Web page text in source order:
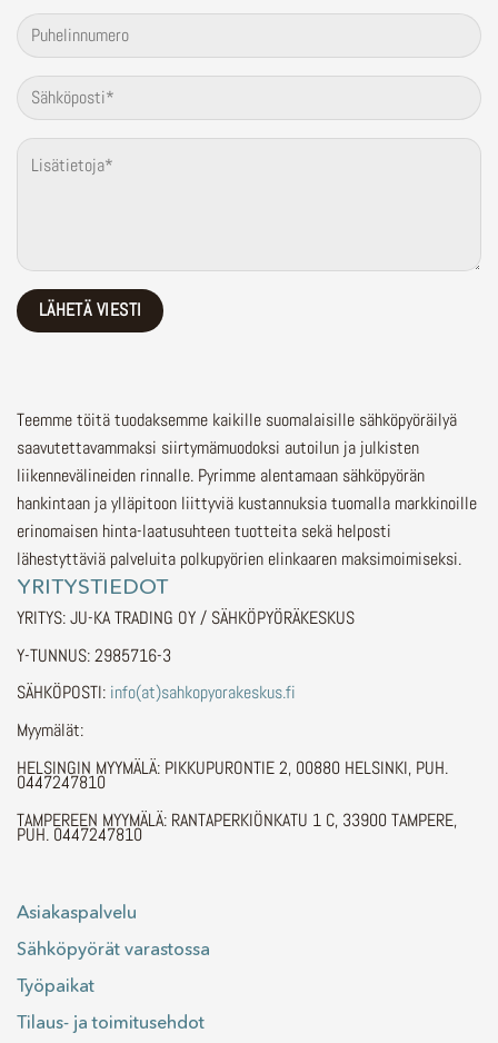
Teemme töitä tuodaksemme kaikille suomalaisille sähköpyöräilyä
saavutettavammaksi siirtymämuodoksi autoilun ja julkisten
liikennevälineiden rinnalle. Pyrimme alentamaan sähköpyörän
hankintaan ja ylläpitoon liittyviä kustannuksia tuomalla markkinoille
erinomaisen hinta-laatusuhteen tuotteita sekä helposti
lähestyttäviä palveluita polkupyörien elinkaaren maksimoimiseksi.
YRITYSTIEDOT
YRITYS: JU-KA TRADING OY / SÄHKÖPYÖRÄKESKUS
Y-TUNNUS: 2985716-3
SÄHKÖPOSTI: info(at)sahkopyorakeskus.fi
Myymälät:
HELSINGIN MYYMÄLÄ: PIKKUPURONTIE 2, 00880 HELSINKI, PUH.
0447247810
TAMPEREEN MYYMÄLÄ: RANTAPERKIÖNKATU 1 C, 33900 TAMPERE,
PUH. 0447247810
Asiakaspalvelu
Sähköpyörät varastossa
Työpaikat
Tilaus- ja toimitusehdot